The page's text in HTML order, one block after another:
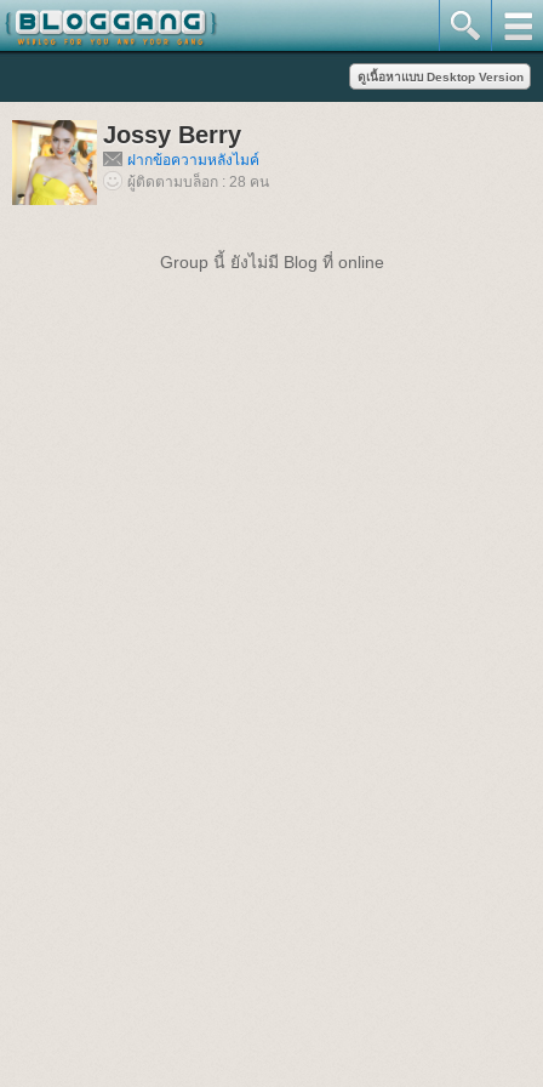
Jossy Berry
ฝากข้อความหลังไมค์
ผู้ติดตามบล็อก : 28 คน
Group นี้ ยังไม่มี Blog ที่ online